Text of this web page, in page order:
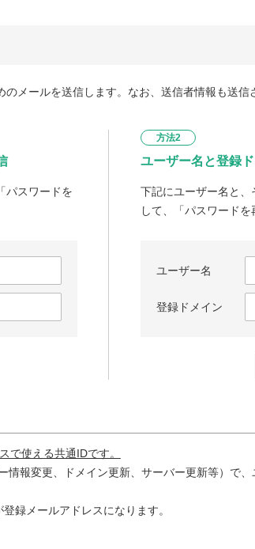
メールを送信します。なお、送信者情報も送信
パスワードを
方法2
ユーザー名と登録
下記にユーザー名と
して、「パスワードを
ユーザー名
登録ドメイン
で使える共通IDです。
報変更、ドメイン更新、サーバー更新等）で
録メールアドレスになります。